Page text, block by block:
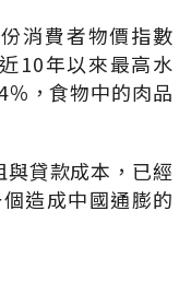
消費者物價指數
10年以來最高水
，食物中的肉品
貸款成本，已經
造成中國通膨的